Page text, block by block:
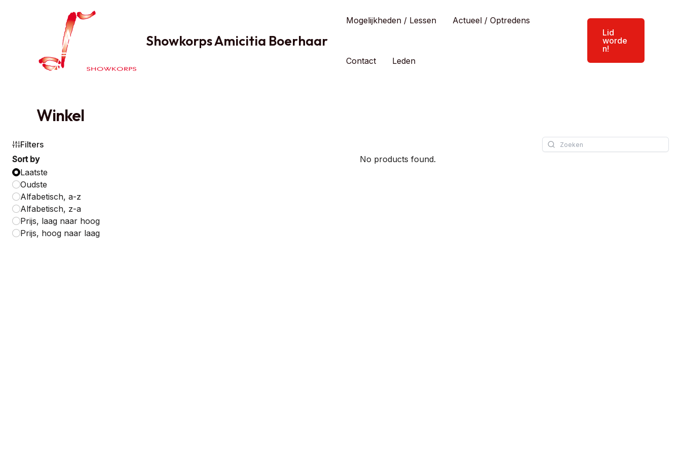
Showkorps Amicitia Boerhaar
Mogelijkheden / Lessen Actueel / Optredens
Contact Leden
Lid
worde
n!
Winkel
Filters
Sort by
Laatste
Oudste
Alfabetisch, a-z
Alfabetisch, z-a
Prijs, laag naar hoog
Prijs, hoog naar laag
No products found.